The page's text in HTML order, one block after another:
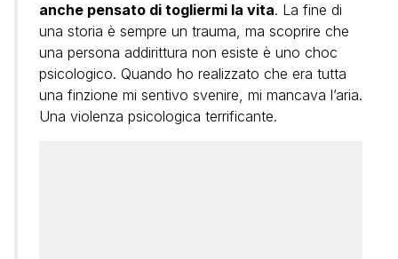
anche pensato di togliermi la vita. La fine di
una storia è sempre un trauma, ma scoprire che
una persona addirittura non esiste è uno choc
psicologico. Quando ho realizzato che era tutta
una finzione mi sentivo svenire, mi mancava l’aria.
Una violenza psicologica terrificante.